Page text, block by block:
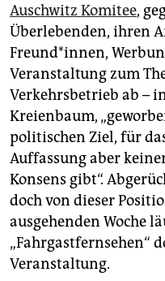
Auschwitz Komitee,
Überlebenden, ihren
Freund*innen,
Veranstaltung zum
Verkehrsbetrieb ab –
Kreienbaum,
politischen Ziel, für
Auffassung aber
Konsens gibt“.
doch von dieser
ausgehenden Woche
„Fahrgastfernsehen“
Veranstaltung.